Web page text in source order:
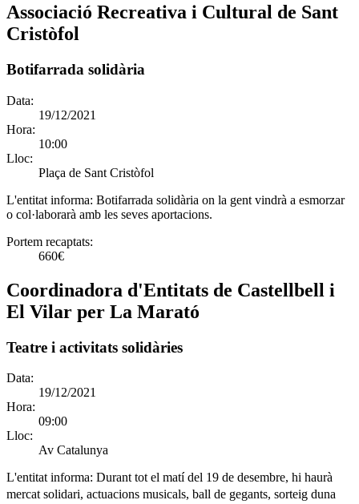
Associació Recreativa i Cultural de Sant
Cristòfol
Botifarrada solidària
Data:
19/12/2021
Hora:
10:00
Lloc:
Plaça de Sant Cristòfol
L'entitat informa: Botifarrada solidària on la gent vindrà a esmorzar
o col·laborarà amb les seves aportacions.
Portem recaptats:
660€
Coordinadora d'Entitats de Castellbell i
El Vilar per La Marató
Teatre i activitats solidàries
Data:
19/12/2021
Hora:
09:00
Lloc:
Av Catalunya
L'entitat informa: Durant tot el matí del 19 de desembre, hi haurà
mercat solidari, actuacions musicals, ball de gegants, sorteig duna